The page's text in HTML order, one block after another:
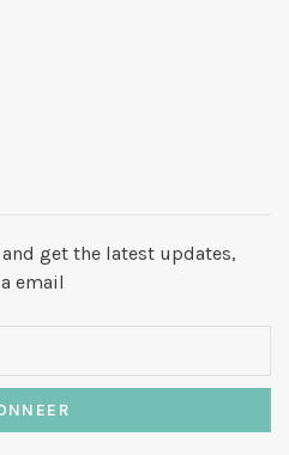
get the latest updates,
email